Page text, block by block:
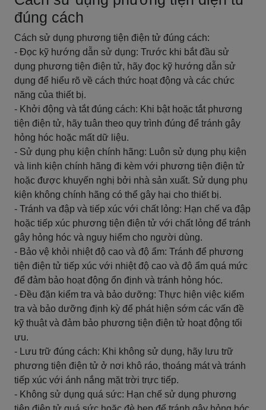
đúng cách
Cách sử dụng phương tiện điện tử đúng cách:
- Đọc kỹ hướng dẫn sử dụng: Trước khi bắt đầu sử
dụng phương tiện điện tử, hãy đọc kỹ hướng dẫn sử
dụng để hiểu rõ về cách thức hoạt động và các chức
năng của thiết bị.
- Khởi động và tắt đúng cách: Khi bật hoặc tắt phương
tiện điện tử, hãy tuân theo quy trình đúng để tránh gây
hỏng hóc hoặc mất dữ liệu.
- Sử dụng phụ kiện chính hãng: Luôn sử dụng phụ kiện
và linh kiện chính hãng đi kèm với phương tiện điện tử
hoặc được khuyến nghị bởi nhà sản xuất. Sử dụng phụ
kiện không chính hãng có thể gây hại cho thiết bị.
- Tránh va đập và tiếp xúc với chất lỏng: Hạn chế va đập
hoặc tiếp xúc phương tiện điện tử với chất lỏng để tránh
gây hỏng hóc và nguy hiểm cho người dùng.
- Bảo vệ khỏi nhiệt độ cao và độ ẩm: Tránh để phương
tiện điện tử tiếp xúc với nhiệt độ cao và độ ẩm quá mức
để đảm bảo hoạt động ổn định và tránh hỏng hóc.
- Đều đặn kiểm tra và bảo dưỡng: Thực hiện việc kiểm
tra và bảo dưỡng định kỳ để phát hiện sớm các vấn đề
kỹ thuật và đảm bảo phương tiện điện tử hoạt động tối
ưu.
- Lưu trữ đúng cách: Khi không sử dụng, hãy lưu trữ
phương tiện điện tử ở nơi khô ráo, thoáng mát và tránh
tiếp xúc với ánh nắng mặt trời trực tiếp.
- Không sử dụng quá sức: Hạn chế sử dụng phương